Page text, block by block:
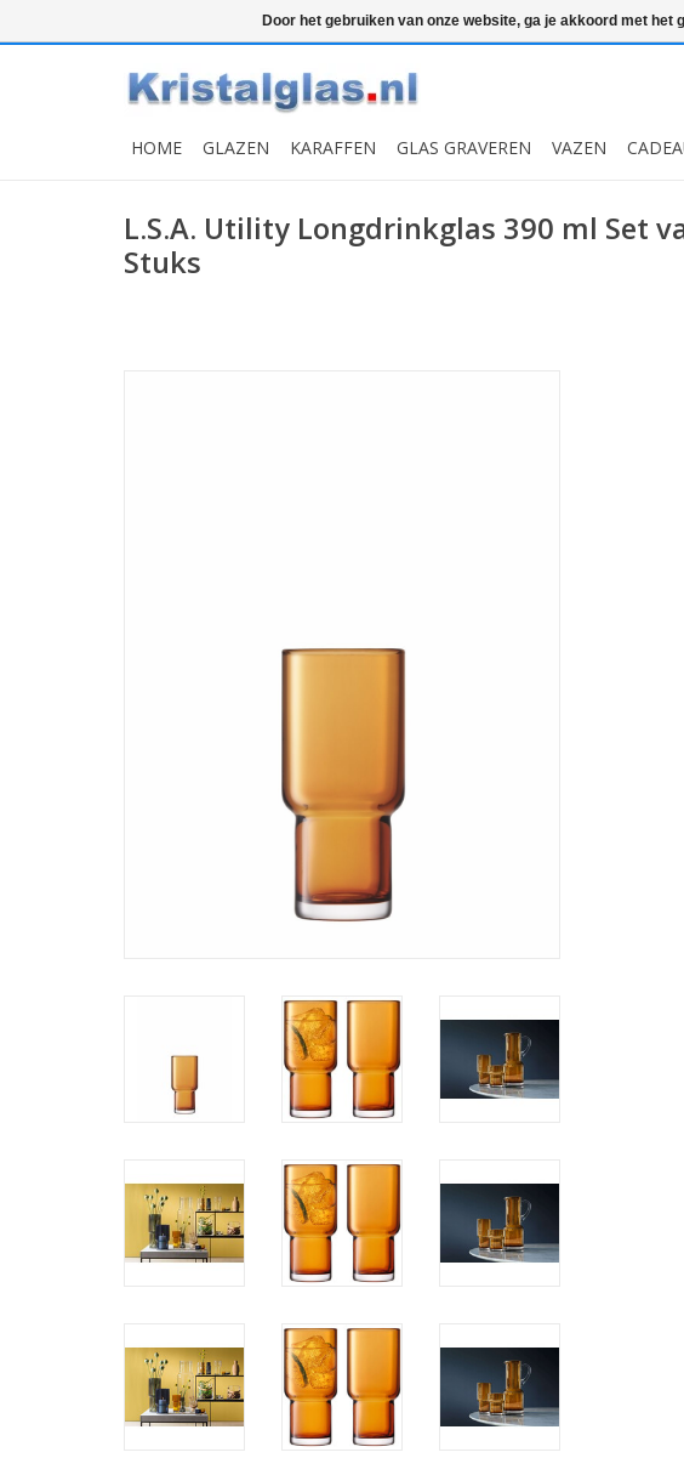
Snelle levering Graveren
HOME GLAZEN KARAFFEN GLAS GRAVEREN VAZEN
L.S.A. Utility Longdrinkglas 390 ml Set
Stuks
Door het gebruiken van onze website, ga je akkoord met